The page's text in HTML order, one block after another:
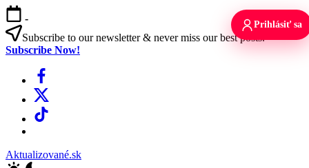
Skip
to
content
-
Subscribe to our newsletter & never miss our best posts.
Subscribe Now!
Facebook
X
TikTok
Aktualizované.sk
Prihlásiť sa